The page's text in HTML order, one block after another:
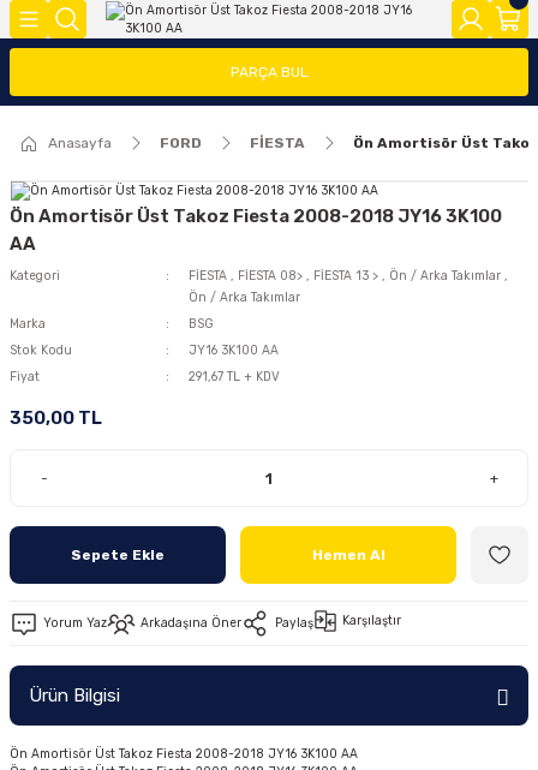
FOCUS
FAR/STOP/AYNA GRUBU
FOCUS 1
FOCUS 2 (2005-2008)
Ön/Arka Takımlar
FİESTA
FİESTA 08>
FİESTA 13 >
FİESTA 2002-2008
COURİER
COURİER 2014-2018
COURİER 2018-2023
COURİER 2023>
CONNECT
CONNECT 2002-2008
CONNECT 2008-2013
CONNECT 2014 >
TRANSİT
TRANSİT 2014-2018
TRANSİT 2018-2023
MODEL Y
2020>
(FMY)
PARÇA BUL
Anasayfa FORD FİESTA Ön Amortisör Üst
Ön Amortisör Üst Takoz Fiesta 2008-2018 JY16 3K100
AA
Kategori FİESTA , FİESTA 08> , FİESTA 13 > , Ön / Arka Takımlar ,
Ön / Arka Takımlar
Marka
BSG
Stok Kodu
JY16 3K100 AA
Fiyat
291,67 TL + KDV
350,00 TL
- +
Sepete Ekle Hemen Al
Yorum Yaz Arkadaşına Öner Paylaş Karşılaştır
Ürün Bilgisi
Ön Amortisör Üst Takoz Fiesta 2008-2018 JY16 3K100 AA